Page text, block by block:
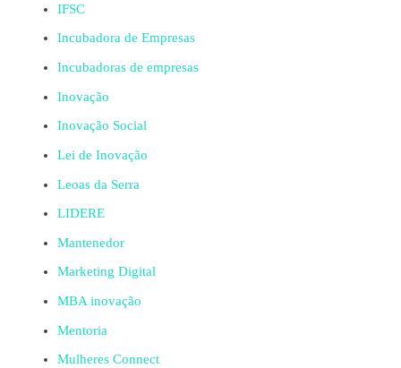
IFSC
Incubadora de Empresas
Incubadoras de empresas
Inovação
Inovação Social
Lei de Inovação
Leoas da Serra
LIDERE
Mantenedor
Marketing Digital
MBA inovação
Mentoria
Mulheres Connect